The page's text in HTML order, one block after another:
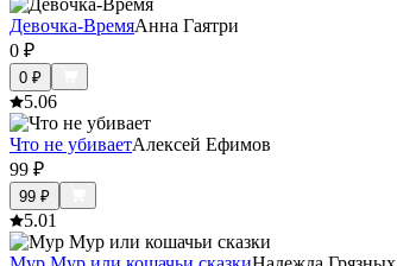
Девочка-ВремяАнна Гаятри
0 ₽
0 ₽
5.06
Что не убиваетАлексей Ефимов
99 ₽
99 ₽
5.01